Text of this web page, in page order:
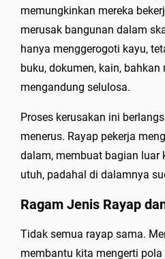
memungkinkan mereka
merusak bangunan dalam
hanya menggerogoti kayu,
buku, dokumen, kain,
mengandung selulosa.
Proses kerusakan ini
menerus. Rayap pekerja
dalam, membuat bagian luar
utuh, padahal di dalamnya
Ragam Jenis Rayap
Tidak semua rayap sama.
membantu kita mengerti